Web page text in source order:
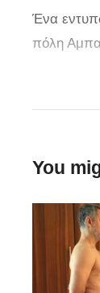
Ένα
πόλη
You